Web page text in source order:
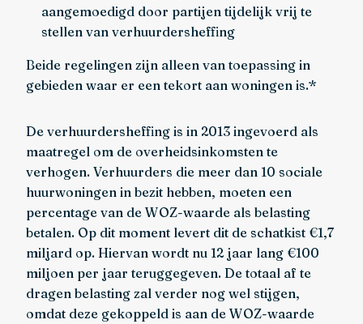
aangemoedigd door partijen tijdelijk vrij te
stellen van verhuurdersheffing
Beide regelingen zijn alleen van toepassing in
gebieden waar er een tekort aan woningen is.*
De verhuurdersheffing is in 2013 ingevoerd als
maatregel om de overheidsinkomsten te
verhogen. Verhuurders die meer dan 10 sociale
huurwoningen in bezit hebben, moeten een
percentage van de WOZ-waarde als belasting
betalen. Op dit moment levert dit de schatkist €1,7
miljard op. Hiervan wordt nu 12 jaar lang €100
miljoen per jaar teruggegeven. De totaal af te
dragen belasting zal verder nog wel stijgen,
omdat deze gekoppeld is aan de WOZ-waarde